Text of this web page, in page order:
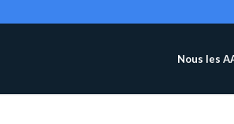
Nous les